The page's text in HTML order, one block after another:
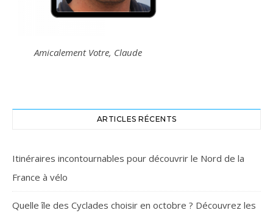
Amicalement Votre, Claude
ARTICLES RÉCENTS
Itinéraires incontournables pour découvrir le Nord de la
France à vélo
Quelle île des Cyclades choisir en octobre ? Découvrez les